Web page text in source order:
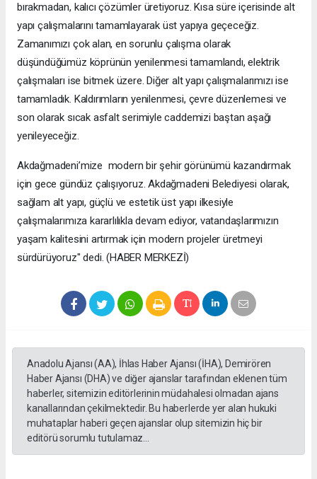
bırakmadan, kalıcı çözümler üretiyoruz. Kısa süre içerisinde alt
yapı çalışmalarını tamamlayarak üst yapıya geçeceğiz.
Zamanımızı çok alan, en sorunlu çalışma olarak
düşündüğümüz köprünün yenilenmesi tamamlandı, elektrik
çalışmaları ise bitmek üzere. Diğer alt yapı çalışmalarımızı ise
tamamladık. Kaldırımların yenilenmesi, çevre düzenlemesi ve
son olarak sıcak asfalt serimiyle caddemizi baştan aşağı
yenileyeceğiz.
Akdağmadeni’mize modern bir şehir görünümü kazandırmak
için gece gündüz çalışıyoruz. Akdağmadeni Belediyesi olarak,
sağlam alt yapı, güçlü ve estetik üst yapı ilkesiyle
çalışmalarımıza kararlılıkla devam ediyor, vatandaşlarımızın
yaşam kalitesini artırmak için modern projeler üretmeyi
sürdürüyoruz" dedi. (HABER MERKEZİ)
Anadolu Ajansı (AA), İhlas Haber Ajansı (İHA), Demirören
Haber Ajansı (DHA) ve diğer ajanslar tarafından eklenen tüm
haberler, sitemizin editörlerinin müdahalesi olmadan ajans
kanallarından çekilmektedir. Bu haberlerde yer alan hukuki
muhataplar haberi geçen ajanslar olup sitemizin hiç bir
editörü sorumlu tutulamaz...